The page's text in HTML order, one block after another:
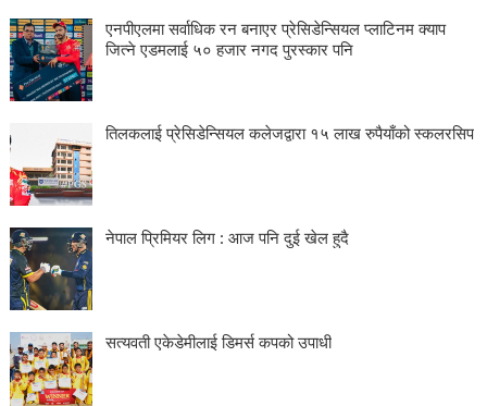
एनपीएलमा सर्वाधिक रन बनाएर प्रेसिडेन्सियल प्लाटिनम क्याप
जित्ने एडमलाई ५० हजार नगद पुरस्कार पनि
तिलकलाई प्रेसिडेन्सियल कलेजद्वारा १५ लाख रुपैयाँको स्कलरसिप
नेपाल प्रिमियर लिग : आज पनि दुई खेल हुदै
सत्यवती एकेडेमीलाई डिमर्स कपको उपाधी